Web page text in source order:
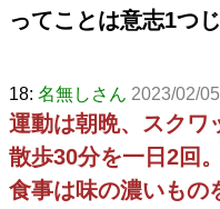
ってことは意志1つ
18: 名無しさん 2023/02/
運動は朝晩、スクワ
散歩30分を一日2回。
食事は味の濃いもの